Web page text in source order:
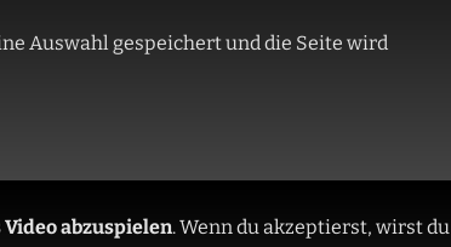
Auswahl gespeichert und die Seite wird
abzuspielen.Wenn du akzeptierst, wirst du